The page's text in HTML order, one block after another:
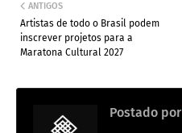
ANTIGOS
Artistas de todo o Brasil podem
inscrever projetos para a
Maratona Cultural 2027
Postado por